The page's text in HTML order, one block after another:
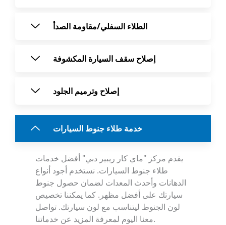
الطلاء السفلي/مقاومة الصدأ
إصلاح سقف السيارة المكشوفة
إصلاح وترميم الجلود
خدمة طلاء جنوط السيارات
يقدم مركز "ماي كار ريبير دبي" أفضل خدمات
طلاء جنوط السيارات. نستخدم أجود أنواع
الدهانات وأحدث المعدات لضمان حصول جنوط
سيارتك على أفضل مظهر. كما يمكننا تخصيص
لون الجنوط ليتناسب مع لون سيارتك. تواصل
معنا اليوم لمعرفة المزيد عن خدماتنا.